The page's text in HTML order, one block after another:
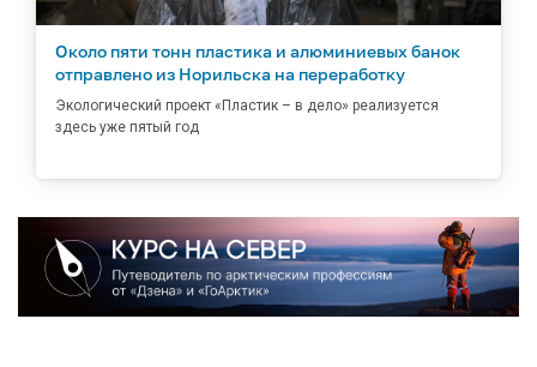
Около пяти тонн пластика и алюминиевых банок
отправлено из Норильска на переработку
Экологический проект «Пластик – в дело» реализуется
здесь уже пятый год